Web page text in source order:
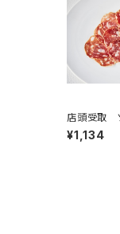
店頭受取 ソ
ロン 50g ＜
ー＞(フラン
¥1,134